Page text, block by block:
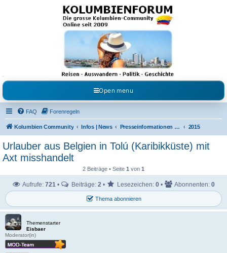
Kolumbienforum - Das
grosse Forum der
Freunde Kolumbiens
Reisen, Auswandern, Kultur, Politik, Geschichte und Visum in Kolumbien und Venezuela.
Austausch, Erfahrungen und Gemeinschaft im Kolumbienforum
Open menu
FAQ Forenregeln
Kolumbien Community Infos | News Presseinformationen & Neuigkeiten 2015
Urlauber aus Belgien in Tolú (Karibikküste) mit
Axt misshandelt
2 Beiträge • Seite 1 von 1
Thema abonnieren
Aufrufe: 721 • Beiträge: 2 • Lesezeichen: 0 • Abonnenten: 0
Themenstarter
Eisbaer
Moderator(in)